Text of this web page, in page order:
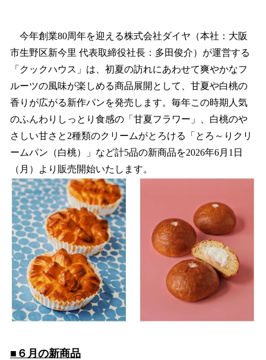
！
数
読
み
込
み
中
で
す
今年創業80周年を迎える株式会社ダイヤ（本社：大阪
市生野区新今里 代表取締役社長：多田俊介）が運営する
「クックハウス」は、初夏の訪れにあわせて爽やかなフ
ルーツの風味が楽しめる商品展開として、甘夏や白桃の
香りが広がる新作パンを発売します。毎年この時期人気
のふんわりしっとり食感の「甘夏フラワー」、白桃のや
さしい甘さと2種類のクリームがとろける「とろ～りクリ
ームパン（白桃）」など計5品の新商品を2026年6月1日
（月）より販売開始いたします。
■６月の新商品